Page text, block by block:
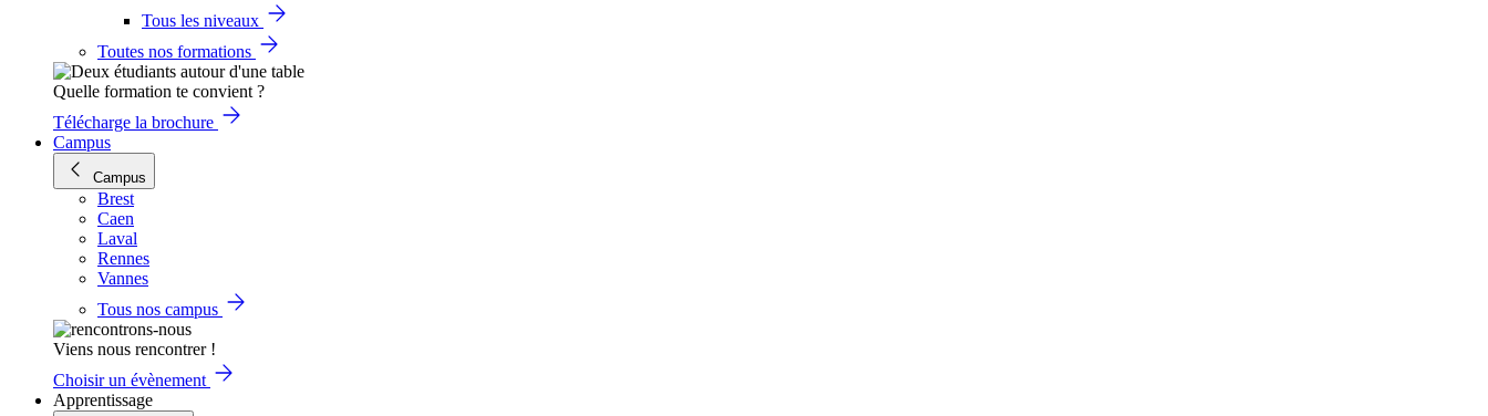
Tous les niveaux
Toutes nos formations
Quelle formation te convient ?
Télécharge la brochure
Campus
Campus
Brest
Caen
Laval
Rennes
Vannes
Tous nos campus
Viens nous rencontrer !
Choisir un évènement
Apprentissage